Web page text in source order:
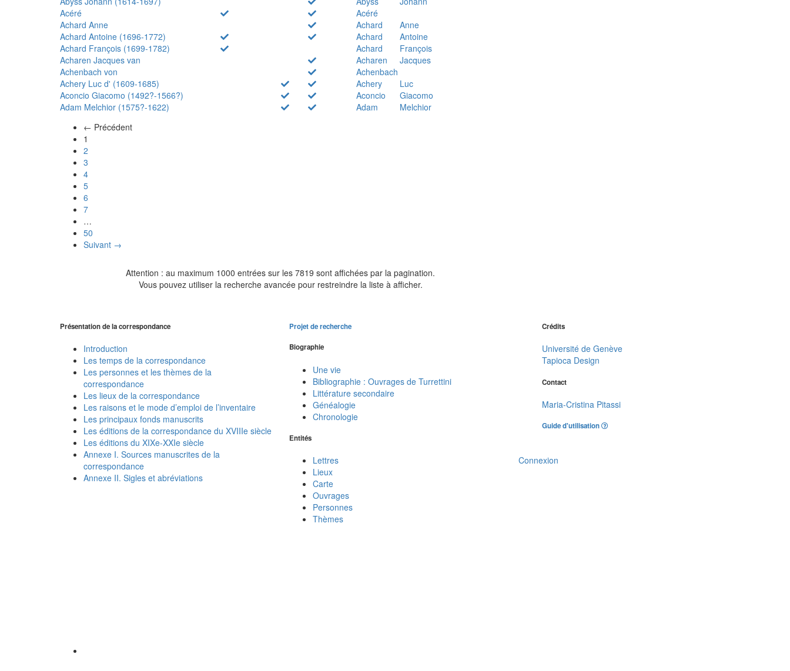
Acéré
Acéré
Achard Anne
Achard
Anne
Achard Antoine (1696-1772)
Achard
Antoine
Achard François (1699-1782)
Achard
François
Acharen Jacques van
Acharen
Jacques
Achenbach von
Achenbach
Achery Luc d' (1609-1685)
Achery
Luc
Aconcio Giacomo (1492?-1566?)
Aconcio
Giacomo
Adam Melchior (1575?-1622)
Adam
Melchior
← Précédent
1
2
3
4
5
6
7
…
50
Suivant →
Attention : au maximum 1000 entrées sur les 7819 sont affichées par la pagination.
Vous pouvez utiliser la recherche avancée pour restreindre la liste à afficher.
Présentation de la correspondance
Introduction
Les temps de la correspondance
Les personnes et les thèmes de la
correspondance
Les lieux de la correspondance
Les raisons et le mode d’emploi de l’inventaire
Les principaux fonds manuscrits
Les éditions de la correspondance du XVIIIe siècle
Les éditions du XIXe-XXIe siècle
Annexe I. Sources manuscrites de la
correspondance
Annexe II. Sigles et abréviations
Projet de recherche
Biographie
Une vie
Bibliographie : Ouvrages de Turrettini
Littérature secondaire
Généalogie
Chronologie
Entités
Lettres
Lieux
Carte
Ouvrages
Personnes
Thèmes
Crédits
Université de Genève
Tapioca Design
Contact
Maria-Cristina Pitassi
Guide d'utilisation
Connexion